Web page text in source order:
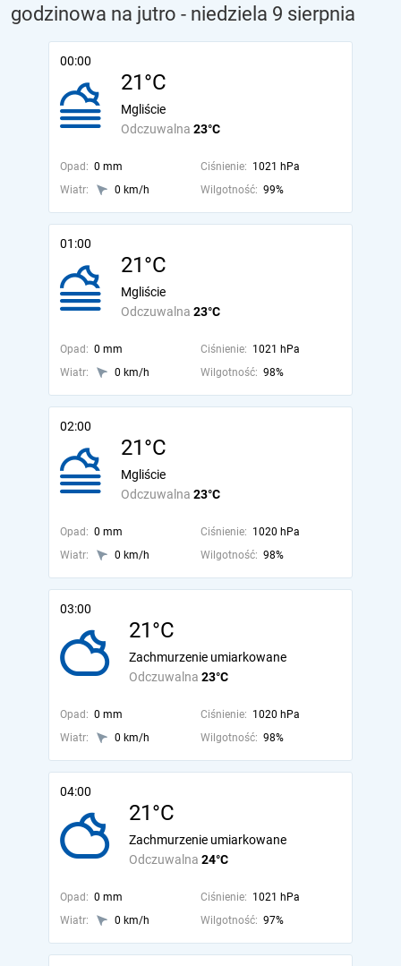
godzinowa na jutro - niedziela 9 sierpnia
00:00
21°C
Odczuwalna 23°C
Mgliście
Opad: 0 mm Ciśnienie: 1021 hPa
Wiatr:
0 km/h Wilgotność: 99%
01:00
21°C
Odczuwalna 23°C
Mgliście
Opad: 0 mm Ciśnienie: 1021 hPa
Wiatr:
0 km/h Wilgotność: 98%
02:00
21°C
Odczuwalna 23°C
Mgliście
Opad: 0 mm Ciśnienie: 1020 hPa
Wiatr:
0 km/h Wilgotność: 98%
03:00
21°C
Odczuwalna 23°C
Zachmurzenie umiarkowane
Opad: 0 mm Ciśnienie: 1020 hPa
Wiatr:
0 km/h Wilgotność: 98%
04:00
21°C
Odczuwalna 24°C
Zachmurzenie umiarkowane
Opad: 0 mm Ciśnienie: 1021 hPa
Wiatr:
0 km/h Wilgotność: 97%